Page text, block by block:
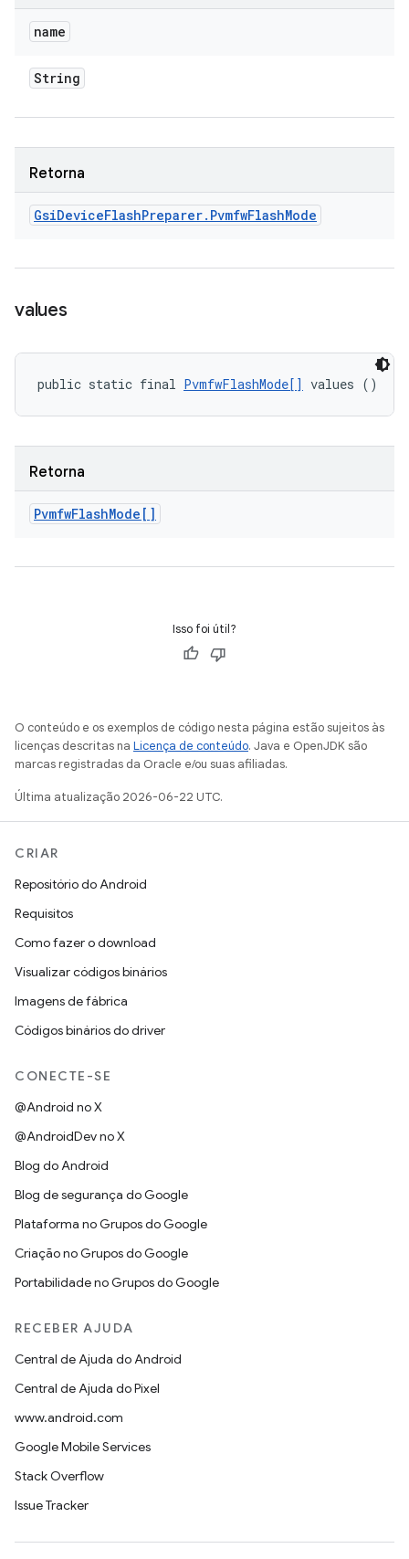
name
String
Retorna
GsiDeviceFlashPreparer. PvmfwFlashMode
values
public static final PvmfwFlashMode[] values ()
Retorna
PvmfwFlashMode[]
Isso foi útil?
O conteúdo e os exemplos de código nesta página estão sujeitos às
licenças descritas na Licença de conteúdo. Java e OpenJDK são
marcas registradas da Oracle e/ou suas afiliadas.
Última atualização 2026-06-22 UTC.
CRIAR
Repositório do Android
Requisitos
Como fazer o download
Visualizar códigos binários
Imagens de fábrica
Códigos binários do driver
CONECTE-SE
@Android no X
@AndroidDev no X
Blog do Android
Blog de segurança do Google
Plataforma no Grupos do Google
Criação no Grupos do Google
Portabilidade no Grupos do Google
RECEBER AJUDA
Central de Ajuda do Android
Central de Ajuda do Pixel
www.android.com
Google Mobile Services
Stack Overflow
Issue Tracker